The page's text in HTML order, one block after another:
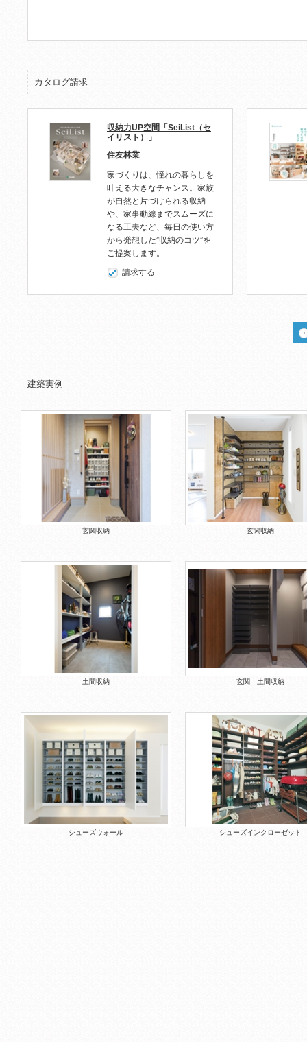
カタログ請求
収納力UP空間「SeiList（セ
イリスト）」
住友林業
家づくりは、憧れの暮らしを
叶える大きなチャンス。家族
が自然と片づけられる収納
や、家事動線までスムーズに
なる工夫など、毎日の使い方
から発想した”収納のコツ”を
ご提案します。
請求する
建築実例
玄関収納 玄関収納
土間収納 玄関 土間収納
シューズウォール シューズインクローゼット